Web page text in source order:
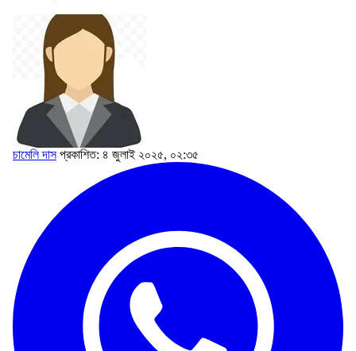
চামেলি দাস প্রকাশিত: ৪ জুলাই ২০২৫, ০২:৩৫